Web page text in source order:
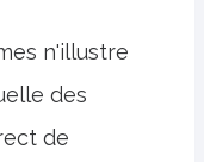
n'illustre
des
de